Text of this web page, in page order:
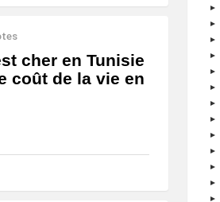
cher en Tunisie
coût de la vie en